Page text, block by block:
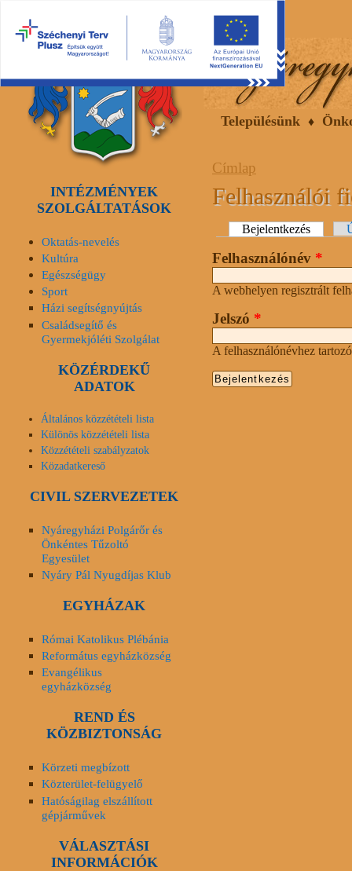
Településünk
Címlap
Felhasználói
Elsődleges fülek
Bejelentkezés (aktív
Felhasználónév *
A webhelyen regisztrált
Jelszó *
A felhasználónévhez
INTÉZMÉNYEK
SZOLGÁLTATÁSOK
Oktatás-nevelés
Kultúra
Egészségügy
Sport
Házi segítségnyújtás
Családsegítő és
Gyermekjóléti Szolgálat
KÖZÉRDEKŰ
ADATOK
Általános közzétételi lista
Különös közzétételi lista
Közzétételi szabályzatok
Közadatkereső
CIVIL SZERVEZETEK
Nyáregyházi Polgárőr és
Önkéntes Tűzoltó
Egyesület
Nyáry Pál Nyugdíjas Klub
EGYHÁZAK
Római Katolikus Plébánia
Református egyházközség
Evangélikus
egyházközség
REND ÉS
KÖZBIZTONSÁG
Körzeti megbízott
Közterület-felügyelő
Hatóságilag elszállított
gépjárművek
VÁLASZTÁSI
INFORMÁCIÓK